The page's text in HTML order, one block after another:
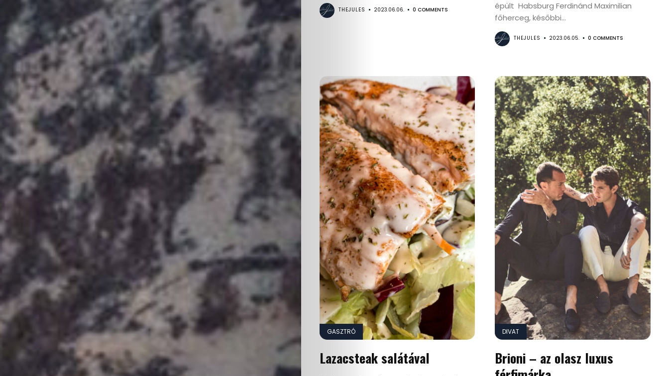
Utazás
Dizájn
Divat
Kultúra
Gasztró
Interjú
Címlapsztorik
Kapcsolat
Search
THEJULES 2023.06.06. 0 COMMENTS
épült Habsburg Ferdinánd Maximilian
főherceg, későbbi...
THEJULES 2023.06.05. 0 COMMENTS
GASZTRÓ
Lazacsteak salátával
DIVAT
Brioni – az olasz luxus